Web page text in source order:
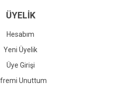
ÜYELİK
Hesabım
Yeni Üyelik
Üye Girişi
Unuttum